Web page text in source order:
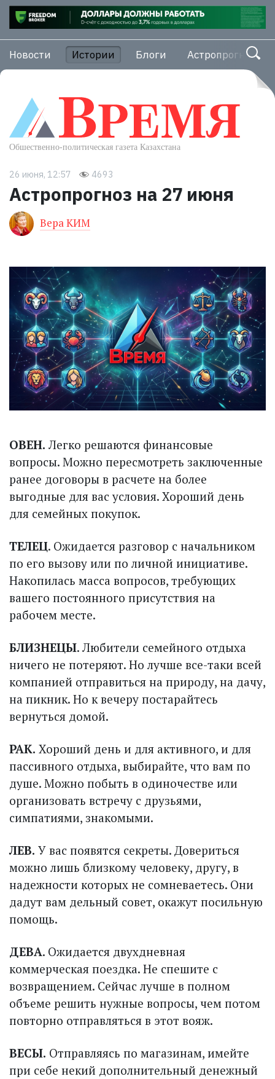
Новости Истории Блоги Астропрогноз
26 июня, 12:57 4693
Астропрогноз на 27 июня
Вера КИМ
ОВЕН. Легко решаются финансовые
вопросы. Можно пересмотреть заключенные
ранее договоры в расчете на более
выгодные для вас условия. Хороший день
для семейных покупок.
ТЕЛЕЦ. Ожидается разговор с начальником
по его вызову или по личной инициативе.
Накопилась масса вопросов, требующих
вашего постоянного присутствия на
рабочем месте.
БЛИЗНЕЦЫ. Любители семейного отдыха
ничего не потеряют. Но лучше все-таки всей
компанией отправиться на природу, на дачу,
на пикник. Но к вечеру постарайтесь
вернуться домой.
РАК. Хороший день и для активного, и для
пассивного отдыха, выбирайте, что вам по
душе. Можно побыть в одиночестве или
организовать встречу с друзьями,
симпатиями, знакомыми.
ЛЕВ. У вас появятся секреты. Довериться
можно лишь близкому человеку, другу, в
надежности которых не сомневаетесь. Они
дадут вам дельный совет, окажут посильную
помощь.
ДЕВА. Ожидается двухдневная
коммерческая поездка. Не спешите с
возвращением. Сейчас лучше в полном
объеме решить нужные вопросы, чем потом
повторно отправляться в этот вояж.
ВЕСЫ. Отправляясь по магазинам, имейте
при себе некий дополнительный денежный